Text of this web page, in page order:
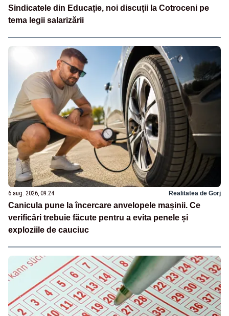
Sindicatele din Educație, noi discuții la Cotroceni pe
tema legii salarizării
6 aug. 2026, 09:24 Realitatea de Gorj
Canicula pune la încercare anvelopele mașinii. Ce
verificări trebuie făcute pentru a evita penele și
exploziile de cauciuc